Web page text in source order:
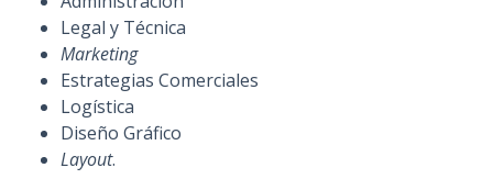
Legal y Técnica
Marketing
Estrategias Comerciales
Logística
Diseño Gráfico
Layout.